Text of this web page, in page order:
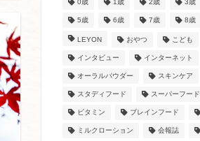
5歳 6歳 7歳 8歳
LEYON おやつ こども
インタビュー インターネット
オーラルパウダー スキンケア
スタディフード スーパーフード
ビタミン ブレインフード
ミルクローション 会報誌